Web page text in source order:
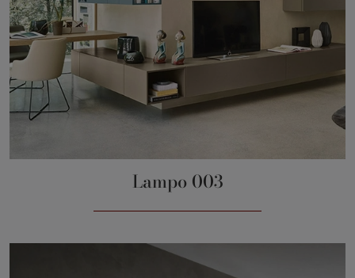
Lampo 003